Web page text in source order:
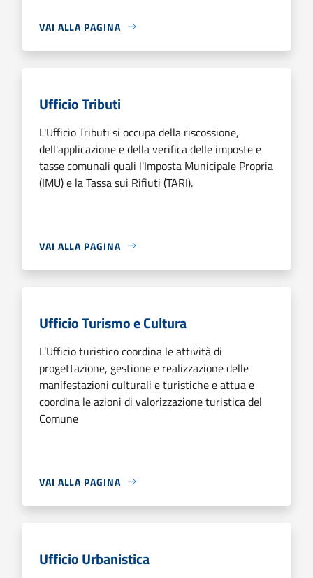
VAI ALLA PAGINA
Ufficio Tributi
L'Ufficio Tributi si occupa della riscossione,
dell'applicazione e della verifica delle imposte e
tasse comunali quali l'Imposta Municipale Propria
(IMU) e la Tassa sui Rifiuti (TARI).
VAI ALLA PAGINA
Ufficio Turismo e Cultura
L’Ufficio turistico coordina le attività di
progettazione, gestione e realizzazione delle
manifestazioni culturali e turistiche e attua e
coordina le azioni di valorizzazione turistica del
Comune
VAI ALLA PAGINA
Ufficio Urbanistica